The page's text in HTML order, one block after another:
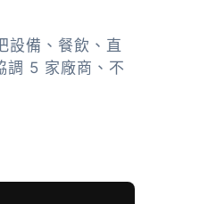
設備、餐飲、直
調 5 家廠商、不